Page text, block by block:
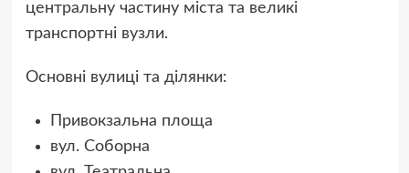
центральну частину міста та великі
транспортні вузли.
Основні вулиці та ділянки:
Привокзальна площа
вул. Соборна